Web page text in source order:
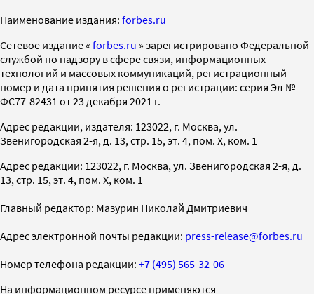
Наименование издания: forbes.ru
Cетевое издание « forbes.ru » зарегистрировано Федеральной
службой по надзору в сфере связи, информационных
технологий и массовых коммуникаций, регистрационный
номер и дата принятия решения о регистрации: серия Эл №
ФС77-82431 от 23 декабря 2021 г.
Адрес редакции, издателя: 123022, г. Москва, ул.
Звенигородская 2-я, д. 13, стр. 15, эт. 4, пом. X, ком. 1
Адрес редакции: 123022, г. Москва, ул. Звенигородская 2-я, д.
13, стр. 15, эт. 4, пом. X, ком. 1
Главный редактор: Мазурин Николай Дмитриевич
Адрес электронной почты редакции: press-release@forbes.ru
Номер телефона редакции: +7 (495) 565-32-06
На информационном ресурсе применяются